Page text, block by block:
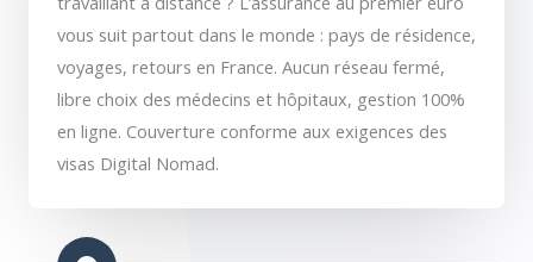
vous suit partout dans le monde : pays de résidence,
voyages, retours en France. Aucun réseau fermé,
libre choix des médecins et hôpitaux, gestion 100%
en ligne. Couverture conforme aux exigences des
visas Digital Nomad.